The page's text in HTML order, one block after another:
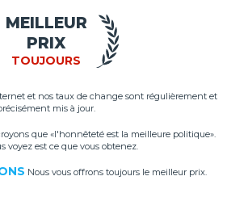
TOUJOURS
MEILLEUR
PRIX
et nos taux de change sont régulièrement et
mis à jour.
que «l'honnêteté est la meilleure politique».
voyez est ce que vous obtenez.
Nous vous offrons toujours le meilleur prix.